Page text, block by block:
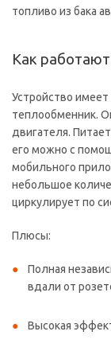
топливо из бака
Как
Устройство имеет
теплообменник.
двигателя.
его можно с
мобильного
небольшое
циркулирует по
Плюсы:
Полная
вдали от
Высокая